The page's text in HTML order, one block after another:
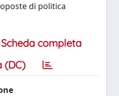
di politica
Scheda completa
(DC)